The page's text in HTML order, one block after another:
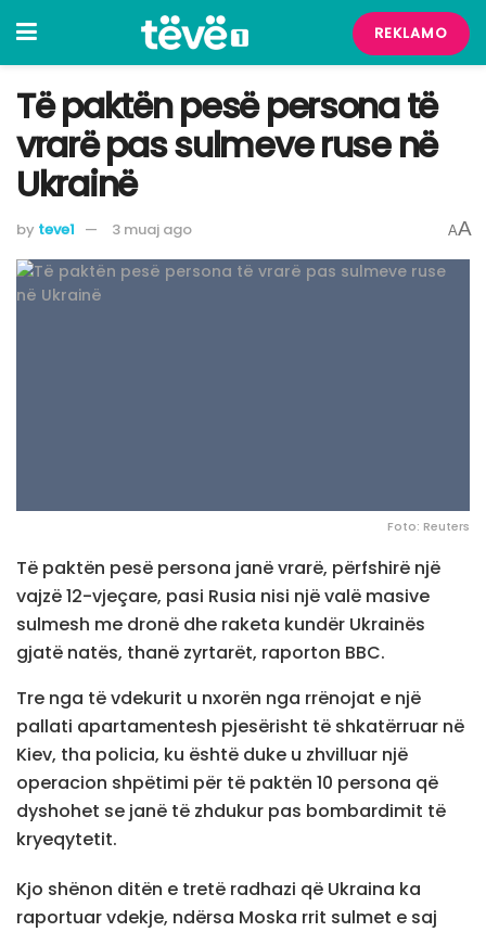
REKLAMO
Të paktën pesë persona të
vrarë pas sulmeve ruse në
Ukrainë
by teve1 3 muaj ago AA
Foto: Reuters
Të paktën pesë persona janë vrarë, përfshirë një
vajzë 12-vjeçare, pasi Rusia nisi një valë masive
sulmesh me dronë dhe raketa kundër Ukrainës
gjatë natës, thanë zyrtarët, raporton BBC.
Tre nga të vdekurit u nxorën nga rrënojat e një
pallati apartamentesh pjesërisht të shkatërruar në
Kiev, tha policia, ku është duke u zhvilluar një
operacion shpëtimi për të paktën 10 persona që
dyshohet se janë të zhdukur pas bombardimit të
kryeqytetit.
Kjo shënon ditën e tretë radhazi që Ukraina ka
raportuar vdekje, ndërsa Moska rrit sulmet e saj